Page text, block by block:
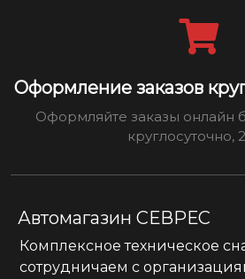
Оформление заказов
Оформляйте заказы онлайн
круглосуточно,
Автомагазин СЕВРЕС
Комплексное техническое
сотрудничаем с